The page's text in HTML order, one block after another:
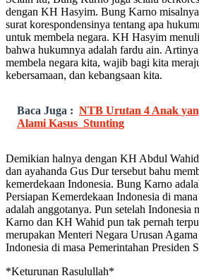
dengan KH Hasyim. Bung Karno
surat korespondensinya tentang apa
untuk membela negara. KH Hasyim
bahwa hukumnya adalah fardu ain.
membela negara kita, wajib bagi kita
kebersamaan, dan kebangsaan kita.
Baca Juga : NTB Urutan 4 Anak
Alami Kasus Stunting
Demikian halnya dengan KH Abdul
dan ayahanda Gus Dur tersebut bahu
kemerdekaan Indonesia. Bung Karno
Persiapan Kemerdekaan Indonesia di
adalah anggotanya. Pun setelah Indonesia
Karno dan KH Wahid pun tak pernah
merupakan Menteri Negara Urusan
Indonesia di masa Pemerintahan Presiden
*Keturunan Rasulullah*